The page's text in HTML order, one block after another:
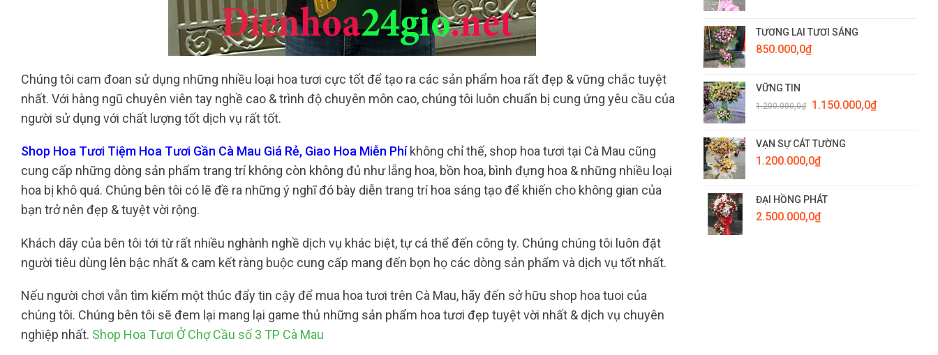
Chúng tôi cam đoan sử dụng những nhiều loại hoa tươi cực tốt để tạo ra các sản phẩm hoa rất đẹp & vững chắc tuyệt
nhất. Với hàng ngũ chuyên viên tay nghề cao & trình độ chuyên môn cao, chúng tôi luôn chuẩn bị cung ứng yêu cầu của
người sử dụng với chất lượng tốt dịch vụ rất tốt.
Shop Hoa Tươi Tiệm Hoa Tươi Gần Cà Mau Giá Rẻ, Giao Hoa Miễn Phíkhông chỉ thế, shop hoa tươi tại Cà Mau cũng
cung cấp những dòng sản phẩm trang trí không còn không đủ như lẵng hoa, bồn hoa, bình đựng hoa & những nhiều loại
hoa bị khô quá. Chúng bên tôi có lẽ đề ra những ý nghĩ đó bày diễn trang trí hoa sáng tạo để khiến cho không gian của
bạn trở nên đẹp & tuyệt vời rộng.
Khách dãy của bên tôi tới từ rất nhiều nghành nghề dịch vụ khác biệt, tự cá thể đến công ty. Chúng chúng tôi luôn đặt
người tiêu dùng lên bậc nhất & cam kết ràng buộc cung cấp mang đến bọn họ các dòng sản phẩm và dịch vụ tốt nhất.
Nếu người chơi vẫn tìm kiếm một thúc đẩy tin cậy để mua hoa tươi trên Cà Mau, hãy đến sở hữu shop hoa tuoi của
chúng tôi. Chúng bên tôi sẽ đem lại mang lại game thủ những sản phẩm hoa tươi đẹp tuyệt vời nhất & dịch vụ chuyên
nghiệp nhất. Shop Hoa Tươi Ở Chợ Cầu số 3 TP Cà Mau
TƯƠNG LAI TƯƠI SÁNG
850.000,0₫
VỮNG TIN
1.200.000,0₫
Giá
1.200.000,0₫.
1.150.000,0₫Giá
VẠN SỰ CÁT TƯỜNG
1.200.000,0₫
ĐẠI HỒNG PHÁT
2.500.000,0₫